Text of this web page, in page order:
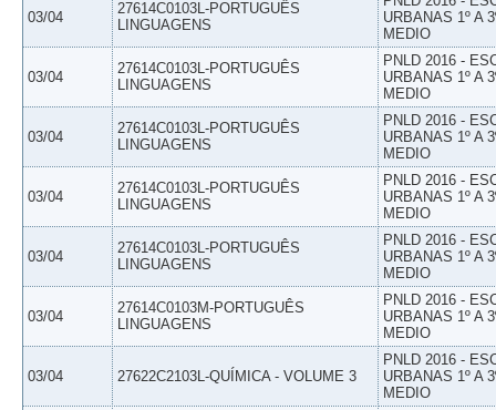
03/04
27614C0103L-PORTUGUÊS
LINGUAGENS
URBANAS 1º A
MEDIO
03/04
27614C0103L-PORTUGUÊS
LINGUAGENS
PNLD 2016 -
URBANAS 1º A
MEDIO
03/04
27614C0103L-PORTUGUÊS
LINGUAGENS
PNLD 2016 -
URBANAS 1º A
MEDIO
03/04
27614C0103L-PORTUGUÊS
LINGUAGENS
PNLD 2016 -
URBANAS 1º A
MEDIO
03/04
27614C0103L-PORTUGUÊS
LINGUAGENS
PNLD 2016 -
URBANAS 1º A
MEDIO
03/04
27614C0103M-PORTUGUÊS
LINGUAGENS
PNLD 2016 -
URBANAS 1º A
MEDIO
03/04 27622C2103L-QUÍMICA - VOLUME 3
PNLD 2016 -
URBANAS 1º A
MEDIO